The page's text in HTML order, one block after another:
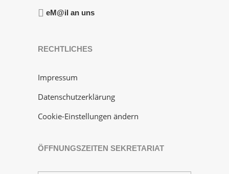
eM@il an uns
RECHTLICHES
Impressum
Datenschutzerklärung
Cookie-Einstellungen ändern
ÖFFNUNGSZEITEN SEKRETARIAT